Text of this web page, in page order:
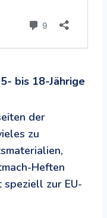
bis 18-Jährige
der
zu
Heften
zur EU-